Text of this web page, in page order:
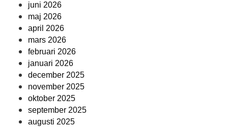
juni 2026
maj 2026
april 2026
mars 2026
februari 2026
januari 2026
december 2025
november 2025
oktober 2025
september 2025
augusti 2025